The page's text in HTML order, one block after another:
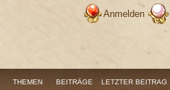
Anmelden
THEMEN BEITRÄGE LETZTER BEITRAG